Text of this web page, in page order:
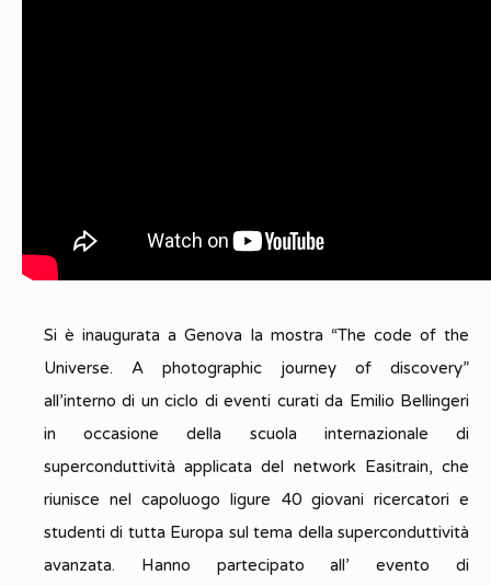
Si è inaugurata a Genova la mostra “The code of the
Universe. A photographic journey of discovery”
all’interno di un ciclo di eventi curati da Emilio Bellingeri
in occasione della scuola internazionale di
superconduttività applicata del network Easitrain, che
riunisce nel capoluogo ligure 40 giovani ricercatori e
studenti di tutta Europa sul tema della superconduttività
avanzata. Hanno partecipato all’ evento di